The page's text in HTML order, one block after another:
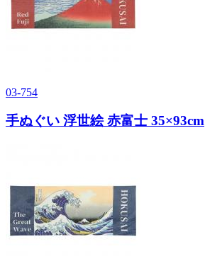
03-754
手ぬぐい 浮世絵 赤富士 35×93cm